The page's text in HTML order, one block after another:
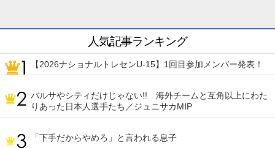
人気記事ランキング
【2026ナショナルトレセンU-15】1回目参加メンバー発表！
バルサやシティだけじゃない!! 海外チームと互角以上にわた
りあった日本人選手たち／ジュニサカMIP
「下手だからやめろ」と言われる息子